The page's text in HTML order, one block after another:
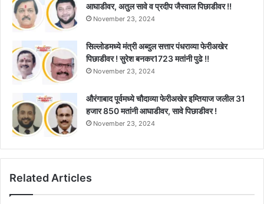
आघाडीवर, अतुल सावे व प्रदीप जैस्वाल पिछाडीवर !!
November 23, 2024
सिल्लोडमध्ये मंत्री अब्दुल सत्तार पंधराव्या फेरीअखेर
पिछाडीवर ! सुरेश बनकर1723 मतांनी पुढे !!
November 23, 2024
औरंगाबाद पूर्वमध्ये चौदाव्या फेरीअखेर इम्तियाज जलील 31
हजार 850 मतांनी आघाडीवर, सावे पिछाडीवर !
November 23, 2024
Related Articles